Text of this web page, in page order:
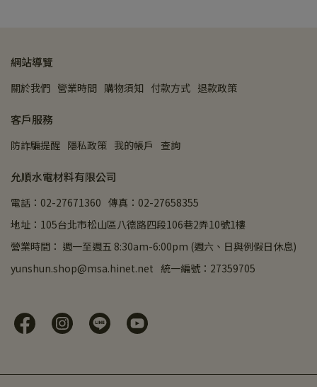
網站導覽
關於我們 營業時間 購物須知 付款方式 退款政策
客戶服務
防詐騙提醒 隱私政策 我的帳戶 查詢
允順水電材料有限公司
電話：02-27671360 傳真：02-27658355
地址：105台北市松山區八德路四段106巷2弄10號1樓
營業時間： 週一至週五 8:30am-6:00pm (週六、日與例假日休息)
yunshun.shop@msa.hinet.net 統一編號：27359705